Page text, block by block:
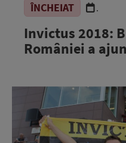
ÎNCHEIAT .
Invictus 2018:
României a